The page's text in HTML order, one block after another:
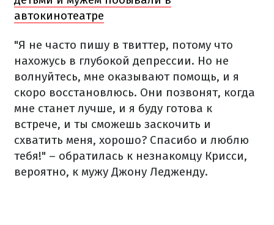
автокинотеатре
"Я не часто пишу в твиттер, потому что
нахожусь в глубокой депрессии. Но не
волнуйтесь, мне оказывают помощь, и я
скоро восстановлюсь. Они позвонят, когда
мне станет лучше, и я буду готова к
встрече, и ты сможешь заскочить и
схватить меня, хорошо? Спасибо и люблю
тебя!" – обратилась к незнакомцу Крисси,
вероятно, к мужу Джону Ледженду.